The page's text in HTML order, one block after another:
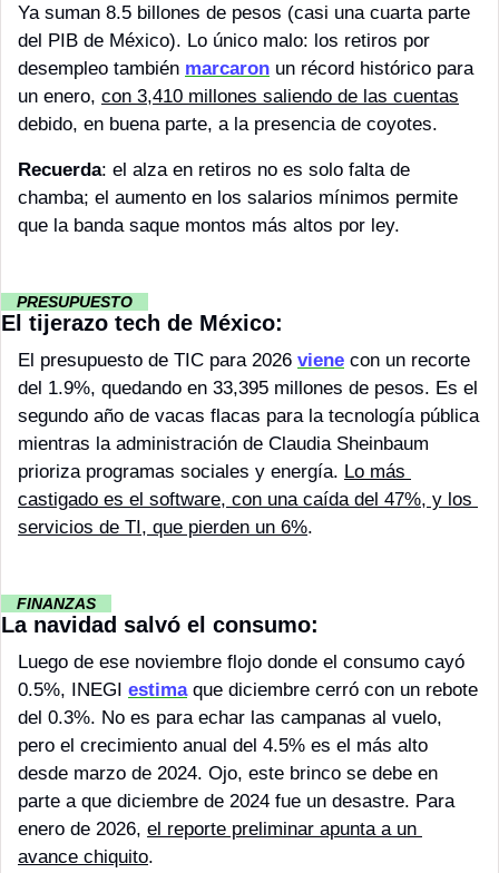
Ya suman 8.5 billones de pesos (casi una cuarta parte
del PIB de México). Lo único malo: los retiros por
desempleo también marcaron un récord histórico para
un enero, con 3,410 millones saliendo de las cuentas
debido, en buena parte, a la presencia de coyotes.
Recuerda: el alza en retiros no es solo falta de
chamba; el aumento en los salarios mínimos permite
que la banda saque montos más altos por ley.
PRESUPUESTO
El tijerazo tech de México:
El presupuesto de TIC para 2026 viene con un recorte
del 1.9%, quedando en 33,395 millones de pesos. Es el
segundo año de vacas flacas para la tecnología pública
mientras la administración de Claudia Sheinbaum
prioriza programas sociales y energía. Lo más
castigado es el software, con una caída del 47%, y los
servicios de TI, que pierden un 6%.
FINANZAS
La navidad salvó el consumo:
Luego de ese noviembre flojo donde el consumo cayó
0.5%, INEGI estima que diciembre cerró con un rebote
del 0.3%. No es para echar las campanas al vuelo,
pero el crecimiento anual del 4.5% es el más alto
desde marzo de 2024. Ojo, este brinco se debe en
parte a que diciembre de 2024 fue un desastre. Para
enero de 2026, el reporte preliminar apunta a un
avance chiquito.